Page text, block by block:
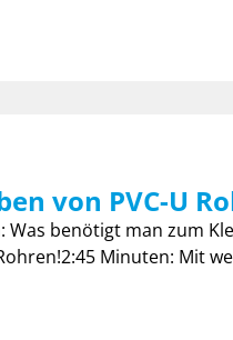
von PVC-U
benötigt man zum
Minuten: Mit